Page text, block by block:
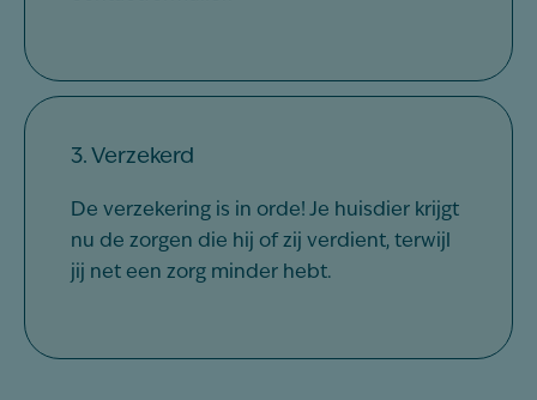
3. Verzekerd
De verzekering is in orde! Je huisdier krijgt
nu de zorgen die hij of zij verdient, terwijl
jij net een zorg minder hebt.